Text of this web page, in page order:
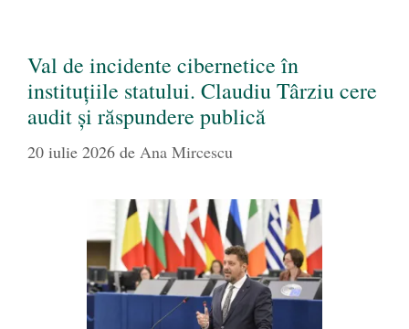
Val de incidente cibernetice în
instituțiile statului. Claudiu Târziu cere
audit și răspundere publică
20 iulie 2026 de Ana Mircescu